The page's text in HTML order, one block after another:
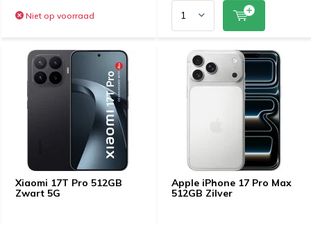
Niet op voorraad
Xiaomi 17T Pro 512GB
Zwart 5G
Apple iPhone 17 Pro Max
512GB Zilver